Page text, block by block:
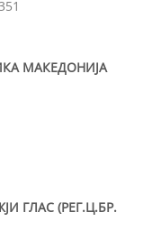
МАКЕДОНИЈА
ГЛАС (РЕГ.Ц.БР.